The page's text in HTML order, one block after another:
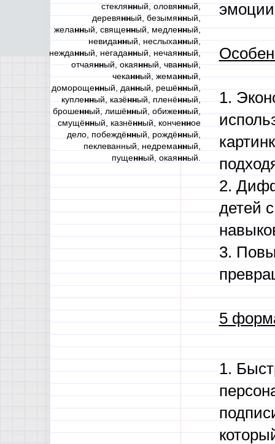
стеклянный, оловянный,
деревянный, безымянный,
желанный, священный, медленный,
невиданный, неслыханный,
нежданный, негаданный, нечаянный,
отчаянный, окаянный, чванный,
чеканный, жеманный,
доморощенный, данный, решённый,
купленный, казённый, пленённый,
брошенный, лишённый, обиженный,
смущённый, казнённый, конченное
дело, побеждённый, рождённый,
пеклеванный, недреманный,
пущенный, окаянный.
1.
2.
детей
3.
5
1.